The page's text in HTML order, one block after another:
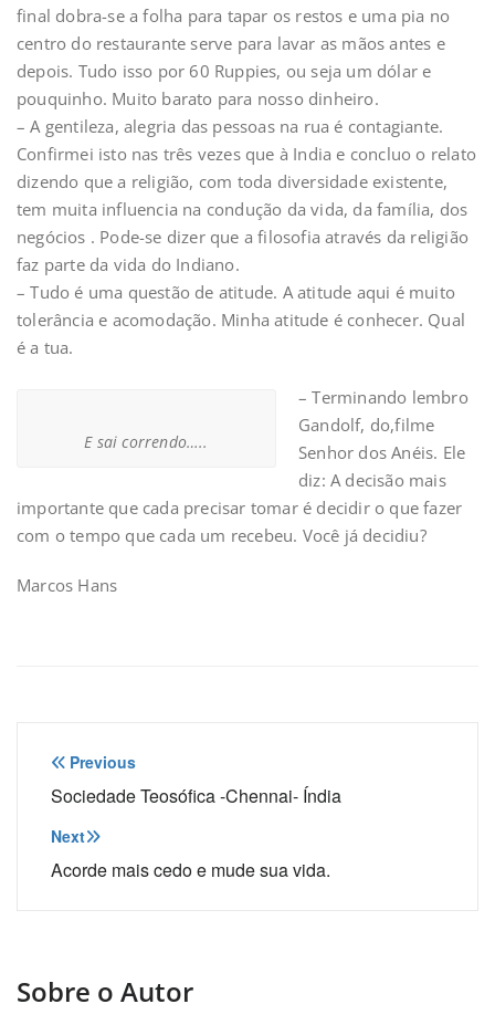
final dobra-se a folha para tapar os restos e uma pia no
centro do restaurante serve para lavar as mãos antes e
depois. Tudo isso por 60 Ruppies, ou seja um dólar e
pouquinho. Muito barato para nosso dinheiro.
– A gentileza, alegria das pessoas na rua é contagiante.
Confirmei isto nas três vezes que à India e concluo o relato
dizendo que a religião, com toda diversidade existente,
tem muita influencia na condução da vida, da família, dos
negócios . Pode-se dizer que a filosofia através da religião
faz parte da vida do Indiano.
– Tudo é uma questão de atitude. A atitude aqui é muito
tolerância e acomodação. Minha atitude é conhecer. Qual
é a tua.
E sai correndo…..
– Terminando lembro
Gandolf, do,filme
Senhor dos Anéis. Ele
diz: A decisão mais
importante que cada precisar tomar é decidir o que fazer
com o tempo que cada um recebeu. Você já decidiu?
Marcos Hans
Navegação
de
Post
Previous
Sociedade Teosófica -Chennai- Índia
Next
Acorde mais cedo e mude sua vida.
Sobre o Autor